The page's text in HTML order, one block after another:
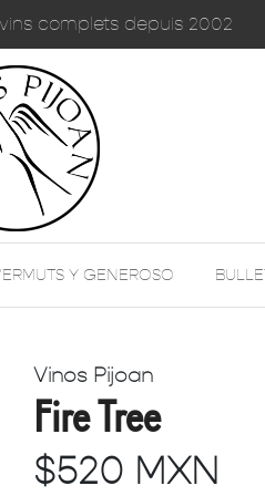
complets depuis 2002
Y GENEROSO
Vinos Pijoan
Fire Tree
$520 MXN